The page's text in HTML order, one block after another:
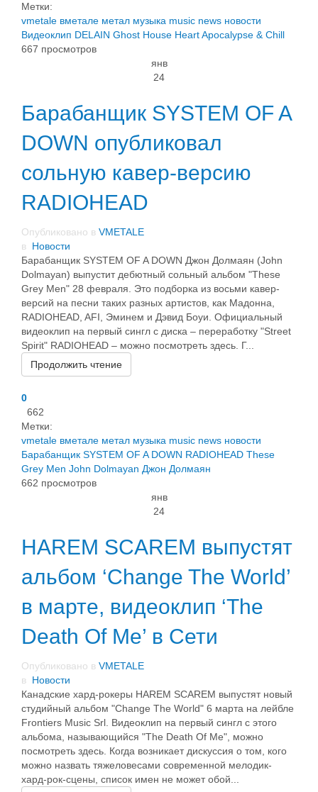
Метки:
vmetale вметале метал музыка music news новости
Видеоклип DELAIN Ghost House HeartApocalypse & Chill
667 просмотров
янв
24
Барабанщик SYSTEM OF A
DOWN опубликовал
сольную кавер-версию
RADIOHEAD
Опубликовано в VMETALE
в Новости
Барабанщик SYSTEM OF A DOWN Джон Долмаян (John
Dolmayan) выпустит дебютный сольный альбом "These
Grey Men" 28 февраля. Это подборка из восьми кавер-
версий на песни таких разных артистов, как Мадонна,
RADIOHEAD, AFI, Эминем и Дэвид Боуи. Официальный
видеоклип на первый сингл с диска – переработку "Street
Spirit" RADIOHEAD – можно посмотреть здесь. Г...
Продолжить чтение
0
662
Метки:
vmetale вметале метал музыка music news новости
Барабанщик SYSTEM OF A DOWN RADIOHEAD These
Grey Men John Dolmayan Джон Долмаян
662 просмотров
янв
24
HAREM SCAREM выпустят
альбом ‘Change The World’
в марте, видеоклип ‘The
Death Of Me’ в Сети
Опубликовано в VMETALE
в Новости
Канадские хард-рокеры HAREM SCAREM выпустят новый
студийный альбом "Change The World" 6 марта на лейбле
Frontiers Music Srl. Видеоклип на первый сингл с этого
альбома, называющийся "The Death Of Me", можно
посмотреть здесь. Когда возникает дискуссия о том, кого
можно назвать тяжеловесами современной мелодик-
хард-рок-сцены, список имен не может обой...